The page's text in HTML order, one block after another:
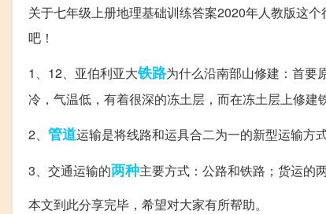
关于七年级上册地理基础训练答案2020年人教版这
吧！
1、12、亚伯利亚大铁路为什么沿南部山修建：首要
冷，气温低，有着很深的冻土层，而在冻土层上修建
2、 管道运输是将线路和运具合二为一的新型运输方
3、交通运输的两种主要方式：公路和铁路；货运的
本文到此分享完毕，希望对大家有所帮助。